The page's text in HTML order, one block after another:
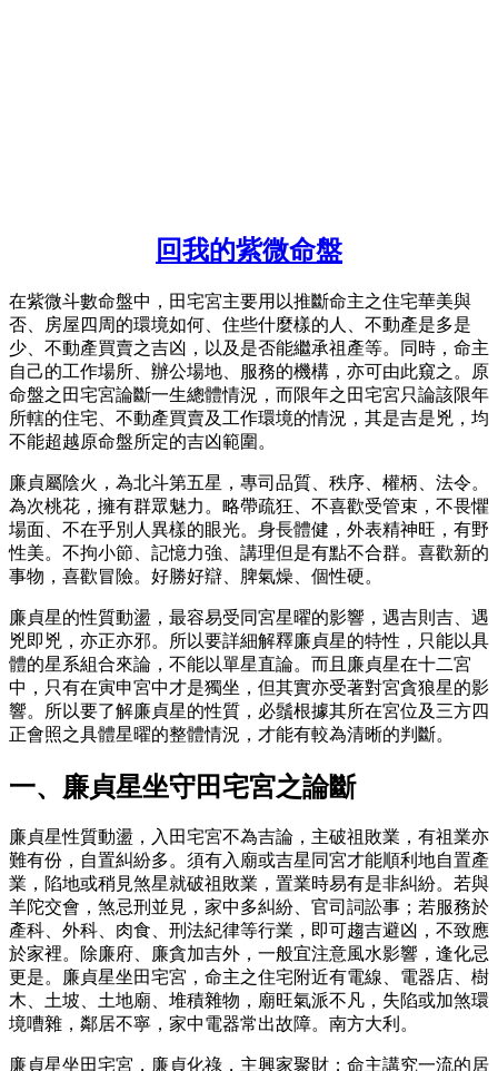
回我的紫微命盤
在紫微斗數命盤中，田宅宮主要用以推斷命主之住宅華美與
否、房屋四周的環境如何、住些什麼樣的人、不動產是多是
少、不動產買賣之吉凶，以及是否能繼承祖產等。同時，命主
自己的工作場所、辦公場地、服務的機構，亦可由此窺之。原
命盤之田宅宮論斷一生總體情況，而限年之田宅宮只論該限年
所轄的住宅、不動產買賣及工作環境的情況，其是吉是兇，均
不能超越原命盤所定的吉凶範圍。
廉貞屬陰火，為北斗第五星，專司品質、秩序、權柄、法令。
為次桃花，擁有群眾魅力。略帶疏狂、不喜歡受管束，不畏懼
場面、不在乎別人異樣的眼光。身長體健，外表精神旺，有野
性美。不拘小節、記憶力強、講理但是有點不合群。喜歡新的
事物，喜歡冒險。好勝好辯、脾氣燥、個性硬。
廉貞星的性質動盪，最容易受同宮星曜的影響，遇吉則吉、遇
兇即兇，亦正亦邪。所以要詳細解釋廉貞星的特性，只能以具
體的星系組合來論，不能以單星直論。而且廉貞星在十二宮
中，只有在寅申宮中才是獨坐，但其實亦受著對宮貪狼星的影
響。所以要了解廉貞星的性質，必鬚根據其所在宮位及三方四
正會照之具體星曜的整體情況，才能有較為清晰的判斷。
一、廉貞星坐守田宅宮之論斷
廉貞星性質動盪，入田宅宮不為吉論，主破祖敗業，有祖業亦
難有份，自置糾紛多。須有入廟或吉星同宮才能順利地自置產
業，陷地或稍見煞星就破祖敗業，置業時易有是非糾紛。若與
羊陀交會，煞忌刑並見，家中多糾紛、官司詞訟事；若服務於
產科、外科、肉食、刑法紀律等行業，即可趨吉避凶，不致應
於家裡。除廉府、廉貪加吉外，一般宜注意風水影響，逢化忌
更是。廉貞星坐田宅宮，命主之住宅附近有電線、電器店、樹
木、土坡、土地廟、堆積雜物，廟旺氣派不凡，失陷或加煞環
境嘈雜，鄰居不寧，家中電器常出故障。南方大利。
廉貞星坐田宅宮，廉貞化祿，主興家聚財；命主講究一流的居